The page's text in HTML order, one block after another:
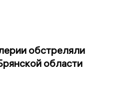
обстреляли
области